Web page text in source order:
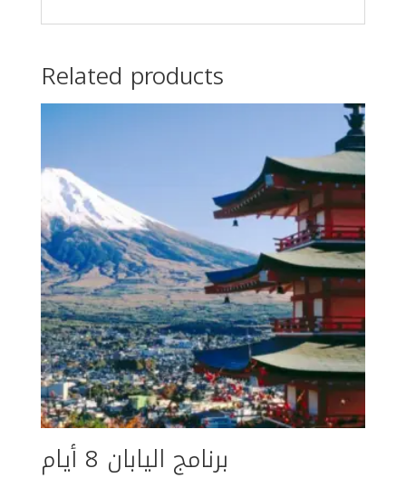
Related products
برنامج اليابان 8 أيام